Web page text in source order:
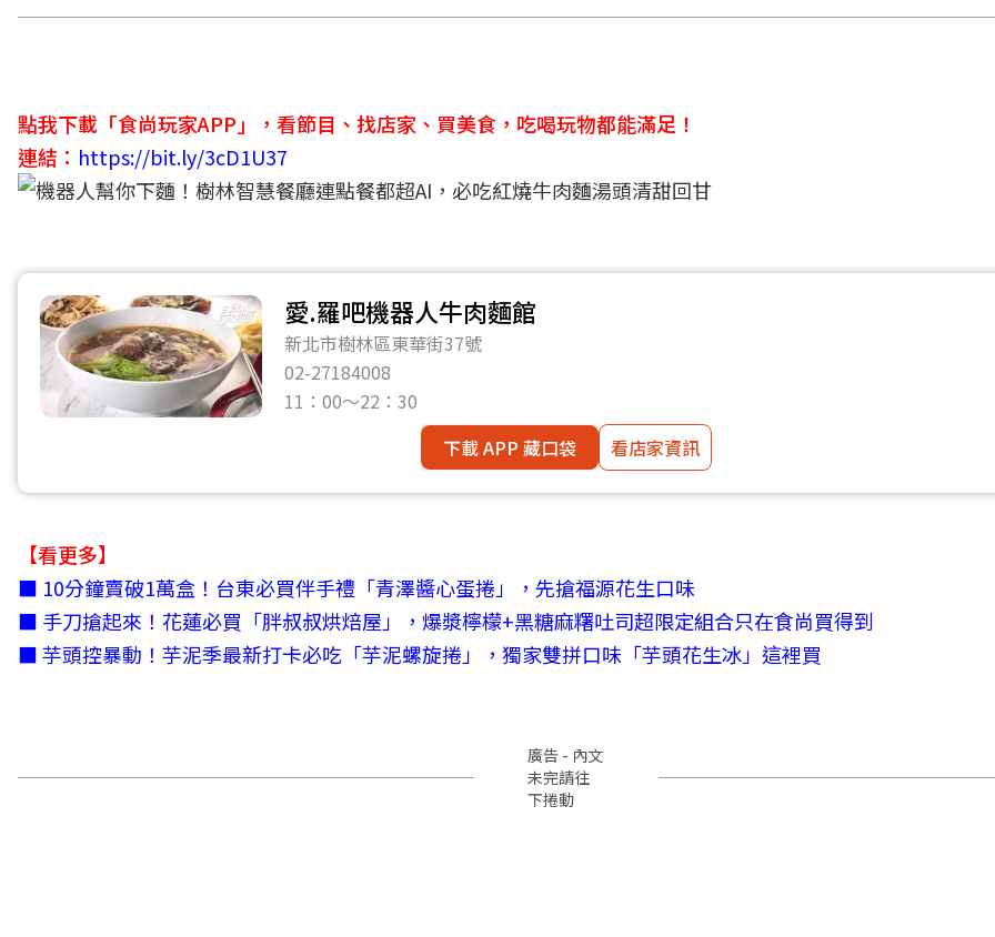
點我下載「食尚玩家APP」，看節目、找店家、買美食，吃喝玩物都能滿足！
連結： https://bit.ly/3cD1U37
愛.羅吧機器人牛肉麵館
新北市樹林區東華街37號
02-27184008
11：00～22：30
下載 APP 藏口袋
看店家資訊
【看更多】
■ 10分鐘賣破1萬盒！台東必買伴手禮「青澤醬心蛋捲」，先搶福源花生口味
■ 手刀搶起來！花蓮必買「胖叔叔烘焙屋」，爆漿檸檬+黑糖麻糬吐司超限定組合只在食尚買得到
■芋頭控暴動！芋泥季最新打卡必吃「芋泥螺旋捲」，獨家雙拼口味「芋頭花生冰」這裡買
廣告 - 內文
未完請往
下捲動